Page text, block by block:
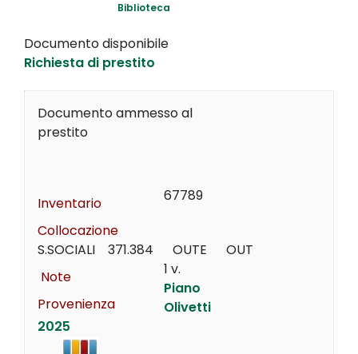
Biblioteca
Documento disponibile
Richiesta di prestito
Documento ammesso al
prestito
Inventario
67789
Collocazione
S.SOCIALI    371.384      OUTE      OUT
Note
1 v.
Provenienza
Piano
Olivetti
2025